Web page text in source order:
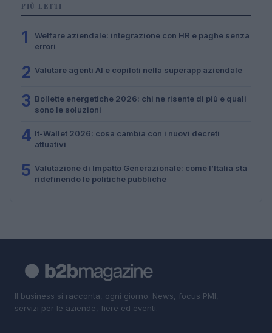
PIÙ LETTI
1
Welfare aziendale: integrazione con HR e paghe senza
errori
2 Valutare agenti AI e copiloti nella superapp aziendale
3 Bollette energetiche 2026: chi ne risente di più e quali
sono le soluzioni
4 It-Wallet 2026: cosa cambia con i nuovi decreti
attuativi
5 Valutazione di Impatto Generazionale: come l’Italia sta
ridefinendo le politiche pubbliche
Il business si racconta, ogni giorno. News, focus PMI,
servizi per le aziende, fiere ed eventi.